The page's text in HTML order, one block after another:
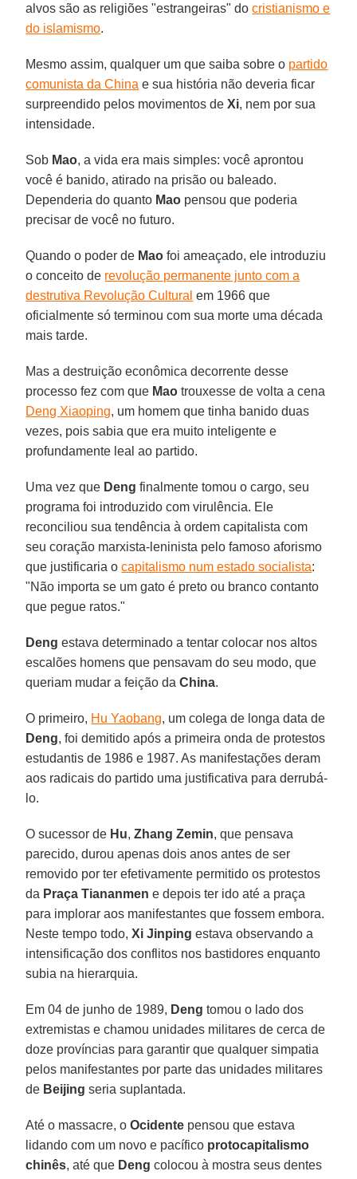
alvos são as religiões "estrangeiras" docristianismo e
do islamismo.
Mesmo assim, qualquer um que saiba sobre o partido
comunista da China e sua história não deveria ficar
surpreendido pelos movimentos deXi, nem por sua
intensidade.
Sob Mao, a vida era mais simples: você aprontou
você é banido, atirado na prisão ou baleado.
Dependeria do quanto Mao pensou que poderia
precisar de você no futuro.
Quando o poder de Mao foi ameaçado, ele introduziu
o conceito de revolução permanente junto com a
destrutiva Revolução Cultural em 1966 que
oficialmente só terminou com sua morte uma década
mais tarde.
Mas a destruição econômica decorrente desse
processo fez com que Mao trouxesse de volta a cena
Deng Xiaoping, um homem que tinha banido duas
vezes, pois sabia que era muito inteligente e
profundamente leal ao partido.
Uma vez que Deng finalmente tomou o cargo, seu
programa foi introduzido com virulência. Ele
reconciliou sua tendência à ordem capitalista com
seu coração marxista-leninista pelo famoso aforismo
que justificaria ocapitalismo num estado socialista:
"Não importa se um gato é preto ou branco contanto
que pegue ratos."
Deng estava determinado a tentar colocar nos altos
escalões homens que pensavam do seu modo, que
queriam mudar a feição daChina.
O primeiro, Hu Yaobang, um colega de longa data de
Deng, foi demitido após a primeira onda de protestos
estudantis de 1986 e 1987. As manifestações deram
aos radicais do partido uma justificativa para derrubá-
lo.
O sucessor de Hu,Zhang Zemin, que pensava
parecido, durou apenas dois anos antes de ser
removido por ter efetivamente permitido os protestos
da Praça Tiananmen e depois ter ido até a praça
para implorar aos manifestantes que fossem embora.
Neste tempo todo,Xi Jinping estava observando a
intensificação dos conflitos nos bastidores enquanto
subia na hierarquia.
Em 04 de junho de 1989, Deng tomou o lado dos
extremistas e chamou unidades militares de cerca de
doze províncias para garantir que qualquer simpatia
pelos manifestantes por parte das unidades militares
de Beijing seria suplantada.
Até o massacre, oOcidente pensou que estava
lidando com um novo e pacífico protocapitalismo
chinês, até que Deng colocou à mostra seus dentes